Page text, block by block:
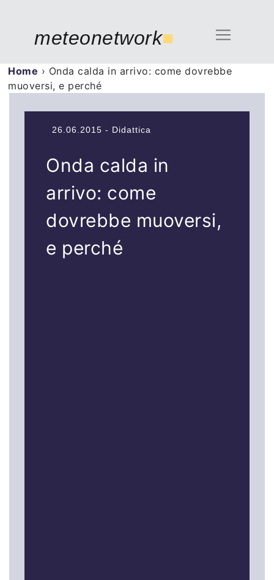
meteonetwork■
Home › Onda calda in arrivo: come dovrebbe
muoversi, e perché
26.06.2015 - Didattica
Onda calda in
arrivo: come
dovrebbe muoversi,
e perché